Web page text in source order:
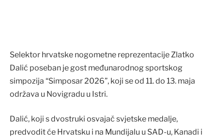
Selektor hrvatske nogometne reprezentacije Zlatko
Dalić poseban je gost međunarodnog sportskog
simpozija “Simposar 2026”, koji se od 11. do 13. maja
održava u Novigradu u Istri.
Dalić, koji s dvostruki osvajač svjetske medalje,
predvodit će Hrvatsku i na Mundijalu u SAD-u, Kanadi i